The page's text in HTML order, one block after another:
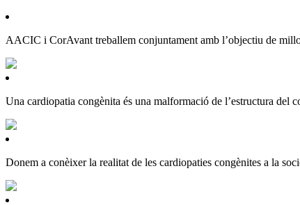
AACIC i CorAvant treballem conjuntament amb l’objectiu de
Una cardiopatia congènita és una malformació de l’estructura del
Donem a conèixer la realitat de les cardiopaties congènites a la